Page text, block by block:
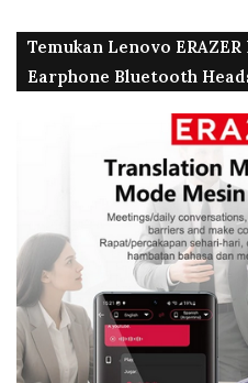
Temukan Lenovo
Earphone Bluetooth